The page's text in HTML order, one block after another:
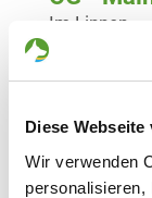
Diese
Wir verwenden
personalisieren,
Im Linnen
OG -
64546